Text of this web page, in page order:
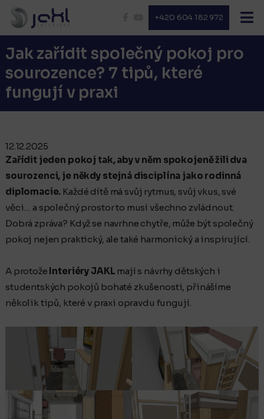
+420 604 182 972
Jak zařídit společný pokoj pro
sourozence? 7 tipů, které
fungují v praxi
12.12.2025
Zařídit jeden pokoj tak, aby v něm spokojeně žili dva
sourozenci, je někdy stejná disciplína jako rodinná
diplomacie. Každé dítě má svůj rytmus, svůj vkus, své
věci… a společný prostor to musí všechno zvládnout.
Dobrá zpráva? Když se navrhne chytře, může být společný
pokoj nejen praktický, ale také harmonický a inspirující.
A protože Interiéry JAKL mají s návrhy dětských i
studentských pokojů bohaté zkušenosti, přinášíme
několik tipů, které v praxi opravdu fungují.